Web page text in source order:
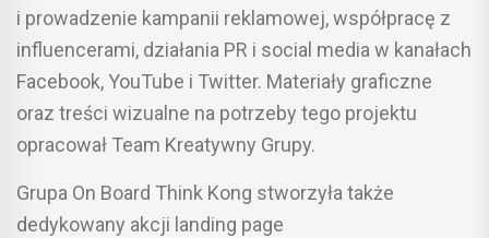
i prowadzenie kampanii reklamowej, współpracę z
influencerami, działania PR i social media w kanałach
Facebook, YouTube i Twitter. Materiały graficzne
oraz treści wizualne na potrzeby tego projektu
opracował Team Kreatywny Grupy.
Grupa On Board Think Kong stworzyła także
dedykowany akcji landing page